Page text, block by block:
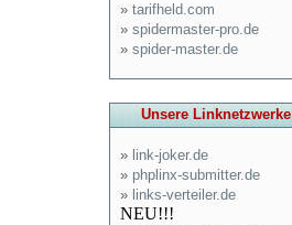
» tarifheld.com
» spidermaster-pro.de
» spider-master.de
Unsere Linknetzwerke
» link-joker.de
» phplinx-submitter.de
» links-verteiler.de
NEU!!!